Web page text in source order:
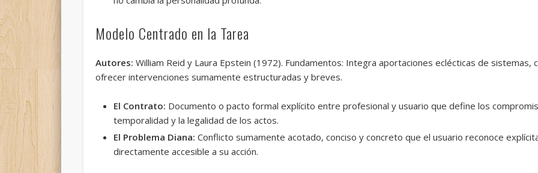
Modelo Centrado en la Tarea
Autores: William Reid y Laura Epstein (1972). Fundamentos: Integra aportaciones eclécticas de sistemas,
ofrecer intervenciones sumamente estructuradas y breves.
El Contrato: Documento o pacto formal explícito entre profesional y usuario que define los
temporalidad y la legalidad de los actos.
El Problema Diana: Conflicto sumamente acotado, conciso y concreto que el usuario reconoce
directamente accesible a su acción.